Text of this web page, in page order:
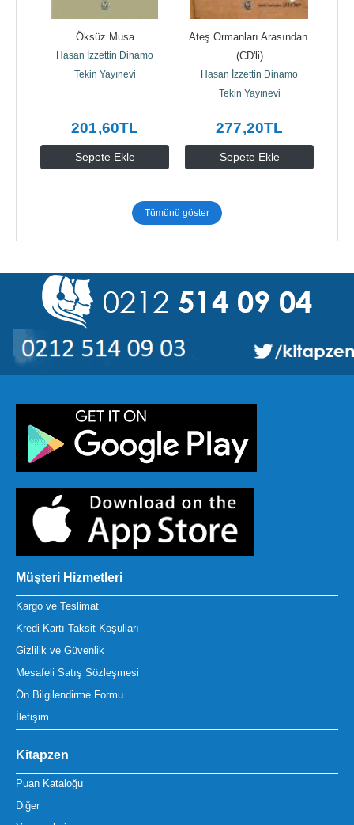
Sepete Ekle
Öksüz Musa
Hasan İzzettin Dinamo
Tekin Yayınevi
201,60TL
Sepete Ekle
Ateş Ormanları Arasından
(CD'li)
Hasan İzzettin Dinamo
Tekin Yayınevi
277,20TL
Tümünü göster
Müşteri Hizmetleri
Kargo ve Teslimat
Kredi Kartı Taksit Koşulları
Gizlilik ve Güvenlik
Mesafeli Satış Sözleşmesi
Ön Bilgilendirme Formu
İletişim
Kitapzen
Puan Kataloğu
Diğer